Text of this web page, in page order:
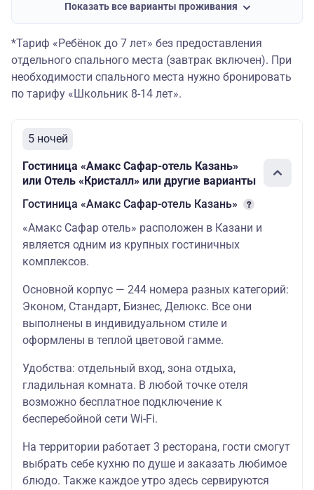
«Рем эконом-
(стандартный
TWIN/DBL) НГ
«Ильмар сити»
3 *
(стандартный
46350
«Булгар 2*»
TWIN/DBL) НГ
Отель» 3 * (блок
двухъярусные
кровати; TWIN,
TRPL, QDRPL)
НГ
47600 27600/47100
Отель
«Давыдов на
Назарбаева» 3*
(стандартный
TWIN/DBL) НГ
47600 27600/47100
«Биляр ИНН» 3
* (стандартный
TWIN/DBL) НГ
47600 27600/47100
«Давыдов на
3*»
(стандартный
TWIN/DBL) НГ
47600 27600/47100 47600
Показать все варианты проживания
*Тариф «Ребёнок до 7 лет» без предоставления
отдельного спального места (завтрак включен). При
необходимости спального места нужно бронировать
по тарифу «Школьник 8-14 лет».
5 ночей
Гостиница «Амакс Сафар-отель Казань»
или Отель «Кристалл» или другие варианты
Гостиница «Амакс Сафар-отель Казань»
«Амакс Сафар отель» расположен в Казани и
является одним из крупных гостиничных
комплексов.
Основной корпус — 244 номера разных категорий:
Эконом, Стандарт, Бизнес, Делюкс. Все они
выполнены в индивидуальном стиле и
оформлены в теплой цветовой гамме.
Удобства: отдельный вход, зона отдыха,
гладильная комната. В любой точке отеля
возможно бесплатное подключение к
бесперебойной сети Wi-Fi.
На территории работает 3 ресторана, гости смогут
выбрать себе кухню по душе и заказать любимое
блюдо. Также каждое утро здесь сервируются